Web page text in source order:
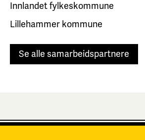
Innlandet fylkeskommune
Lillehammer kommune
Se alle samarbeidspartnere